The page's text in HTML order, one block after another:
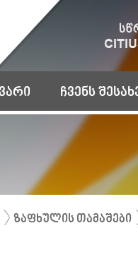
ჩვენს
ზაფხულის თამაშები